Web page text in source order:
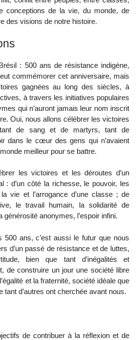
conceptions de la vie, du monde, de
des visions de notre histoire.
: 500 ans de résistance indigène,
commémorer cet anniversaire, mais
gagnées au long des siècles, à
à travers les initiatives populaires
qui n’auront jamais leur nom inscrit
Oui, nous allons célébrer les victoires
de sang et de martyrs, tant de
dans le cœur des gens qui n’avaient
meilleur pour se battre.
les victoires et les déroutes d’un
: d’un côté la richesse, le pouvoir, les
vie et l’arrogance d’une classe ; de
le travail humain, la solidarité de
générosité anonymes, l’espoir infini.
ans, c’est aussi le futur que nous
d’un passé de résistance et de luttes,
bien que tant d’inégalités et
de construire un jour une société libre
et la fraternité, société idéale que
tant d’autres ont cherchée avant nous.
de contribuer à la réflexion et de